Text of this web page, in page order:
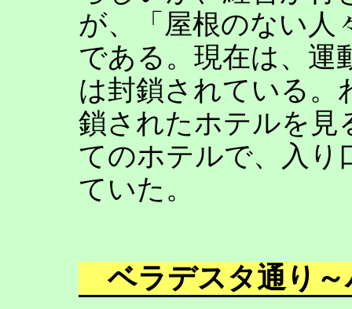
が、「屋根のない人
である。現在は、運
は封鎖されている。
鎖されたホテルを見
てのホテルで、入り
ていた。
ベラデスタ通り～